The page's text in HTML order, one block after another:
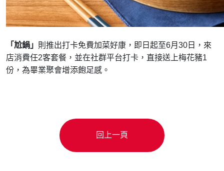
「尬鍋」 則推出打卡免費加菜好康，即日起至6月30日，來
店消費任2客套餐，並在社群平台打卡，直接送上梅花豬1
份，為畢業聚會增添飽足感。